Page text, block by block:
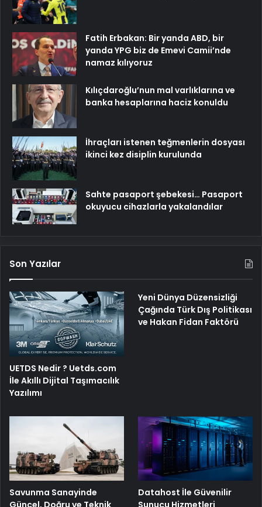
Fatih Erbakan: Bir yanda ABD, bir
yanda YPG biz de Emevi Camii’nde
namaz kılıyoruz
Kılıçdaroğlu’nun mal varlıklarına ve
banka hesaplarına haciz konuldu
İhraçları istenen teğmenlerin dosyası
ikinci kez disiplin kurulunda
Sahte pasaport şebekesi… Pasaport
okuyucu cihazlarla yakalandılar
Son Yazılar
UETDS Nedir ? Uetds.com
İle Akıllı Dijital Taşımacılık
Yazılımı
Yeni Dünya Düzensizliği
Çağında Türk Dış Politikası
ve Hakan Fidan Faktörü
Savunma Sanayinde
Datahost İle Güvenilir